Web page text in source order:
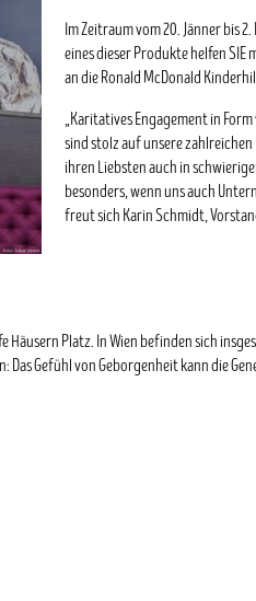
Im Zeitraum vom 20. Jänner bis
eines dieser Produkte helfen SIE
an die Ronald McDonald
„Karitatives Engagement in
sind stolz auf unsere
ihren Liebsten auch in
besonders, wenn uns auch
freut sich Karin Schmidt,
Platz. In Wien befinden sich
Gefühl von Geborgenheit kann die